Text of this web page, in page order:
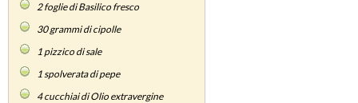
2foglie di Basilico fresco
30grammi di cipolle
1 pizzico di sale
1spolverata di pepe
4cucchiai di Olio extravergine